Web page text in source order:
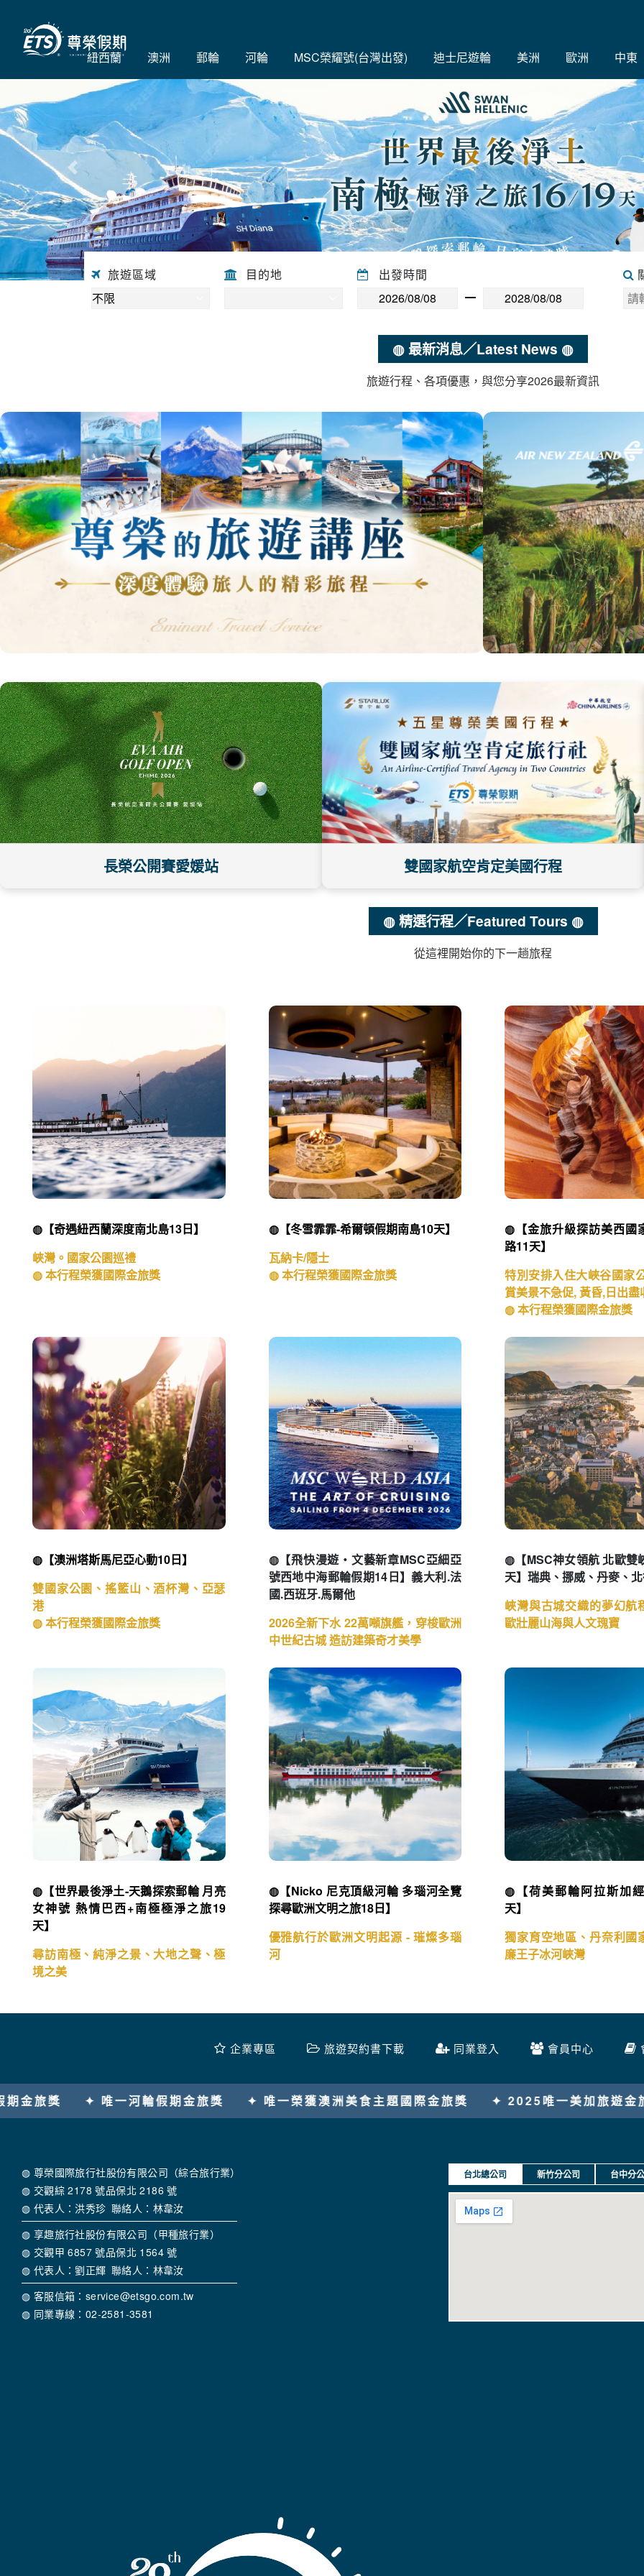
紐西蘭 澳洲 郵輪 河輪 MSC榮耀號(台灣出發) 迪士尼遊輪 美洲 歐洲 中東
往前
旅遊區域 目的地 出發時間
◍ 最新消息／Latest News ◍
旅遊行程、各項優惠，與您分享2026最新資訊
長榮公開賽愛媛站 雙國家航空肯定美國行程
◍ 精選行程／Featured Tours ◍
從這裡開始你的下一趟旅程
◍【奇遇紐西蘭深度南北島13日】
峽灣。國家公園巡禮
◍ 本行程榮獲國際金旅獎
◍【冬雪霏霏-希爾頓假期南島10天】
瓦納卡/隱士
◍ 本行程榮獲國際金旅獎
◍【金旅升級探訪美西國
路11天】
特別安排入住大峽谷國家
賞美景不急促, 黃昏,日出盡
◍ 本行程榮獲國際金旅獎
◍【澳洲塔斯馬尼亞心動10日】
雙國家公園、搖籃山、酒杯灣、亞瑟
港
◍ 本行程榮獲國際金旅獎
◍【飛快漫遊・文藝新章MSC亞細亞
號西地中海郵輪假期14日】義大利.法
國.西班牙.馬爾他
2026全新下水 22萬噸旗艦，穿梭歐洲
中世紀古城 造訪建築奇才美學
◍【MSC神女領航 北歐雙
天】瑞典、挪威、丹麥、
峽灣與古城交織的夢幻航
歐壯麗山海與人文瑰寶
◍【世界最後淨土-天鵝探索郵輪 月亮
女神號 熱情巴西+南極極淨之旅19
天】
尋訪南極、純淨之景、大地之聲、極
境之美
◍【Nicko 尼克頂級河輪 多瑙河全覽
探尋歐洲文明之旅18日】
優雅航行於歐洲文明起源 - 璀燦多瑙
河
◍【荷美郵輪阿拉斯加
天】
獨家育空地區、丹奈利國
廉王子冰河峽灣
企業專區 旅遊契約書下載 同業登入 會員中心
獎 ✦ 唯一榮獲澳洲美食主題國際金旅獎 ✦ 2025唯一美加旅遊金旅獎
◍ 尊榮國際旅行社股份有限公司（綜合旅行業）
◍ 交觀綜 2178 號品保北 2186 號
◍ 代表人：洪秀珍 聯絡人：林韋汝
◍ 享趣旅行社股份有限公司（甲種旅行業）
◍ 交觀甲 6857 號品保北 1564 號
◍ 代表人：劉正輝 聯絡人：林韋汝
◍ 客服信箱：service@etsgo.com.tw
◍ 同業專線：02-2581-3581
台北總公司 新竹分公司 台中分